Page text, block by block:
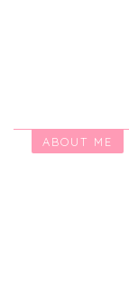
ABOUT ME